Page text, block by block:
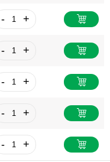
- +
- +
- +
- +
- +